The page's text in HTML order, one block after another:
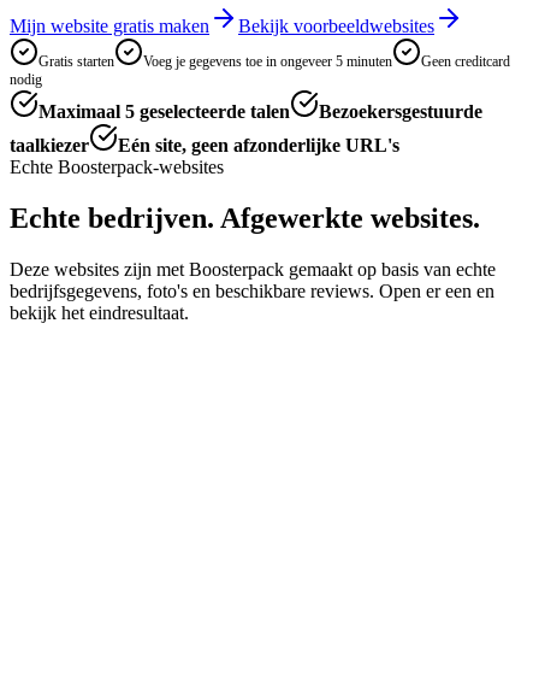
Mijn website gratis maken Bekijk voorbeeldwebsites
Gratis starten Voeg je gegevens toe in ongeveer 5 minuten
Geen creditcard
nodig
Maximaal 5 geselecteerde talen
Bezoekersgestuurde
taalkiezer
Eén site, geen afzonderlijke URL's
Echte Boosterpack-websites
Echte bedrijven. Afgewerkte websites.
Deze websites zijn met Boosterpack gemaakt op basis van echte
bedrijfsgegevens, foto's en beschikbare reviews. Open er een en
bekijk het eindresultaat.